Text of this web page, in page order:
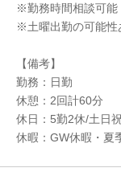
※勤務時間相談可能
※土曜出勤の可能性
【備考】
勤務：日勤
休憩：2回計60分
休日：5勤2休/土日
休暇：GW休暇・夏